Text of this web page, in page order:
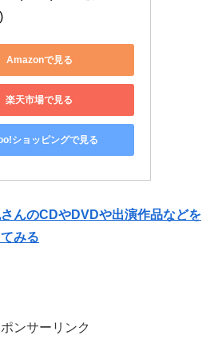
Amazonで見る
楽天市場で見る
ショッピングで見る
んのCDやDVDや出演作品などを
みる
ンサーリンク